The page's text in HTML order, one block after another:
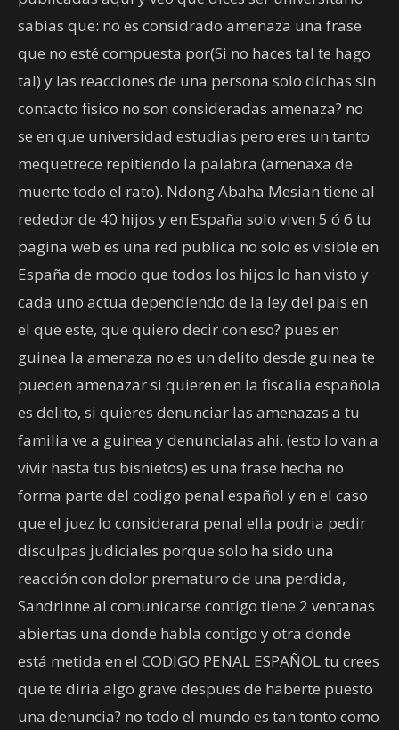
sabias que: no es considrado amenaza una frase
que no esté compuesta por(Si no haces tal te hago
tal) y las reacciones de una persona solo dichas sin
contacto fisico no son consideradas amenaza? no
se en que universidad estudias pero eres un tanto
mequetrece repitiendo la palabra (amenaxa de
muerte todo el rato). Ndong Abaha Mesian tiene al
rededor de 40 hijos y en España solo viven 5 ó 6 tu
pagina web es una red publica no solo es visible en
España de modo que todos los hijos lo han visto y
cada uno actua dependiendo de la ley del pais en
el que este, que quiero decir con eso? pues en
guinea la amenaza no es un delito desde guinea te
pueden amenazar si quieren en la fiscalia española
es delito, si quieres denunciar las amenazas a tu
familia ve a guinea y denuncialas ahi. (esto lo van a
vivir hasta tus bisnietos) es una frase hecha no
forma parte del codigo penal español y en el caso
que el juez lo considerara penal ella podria pedir
disculpas judiciales porque solo ha sido una
reacción con dolor prematuro de una perdida,
Sandrinne al comunicarse contigo tiene 2 ventanas
abiertas una donde habla contigo y otra donde
está metida en el CODIGO PENAL ESPAÑOL tu crees
que te diria algo grave despues de haberte puesto
una denuncia? no todo el mundo es tan tonto como